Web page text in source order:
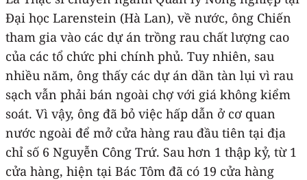
Đại học Larenstein (Hà Lan), về nước, ông Chiến
tham gia vào các dự án trồng rau chất lượng cao
của các tổ chức phi chính phủ. Tuy nhiên, sau
nhiều năm, ông thấy các dự án dần tàn lụi vì rau
sạch vẫn phải bán ngoài chợ với giá không kiểm
soát. Vì vậy, ông đã bỏ việc hấp dẫn ở cơ quan
nước ngoài để mở cửa hàng rau đầu tiên tại địa
chỉ số 6 Nguyễn Công Trứ. Sau hơn 1 thập kỷ, từ 1
cửa hàng, hiện tại Bác Tôm đã có 19 cửa hàng